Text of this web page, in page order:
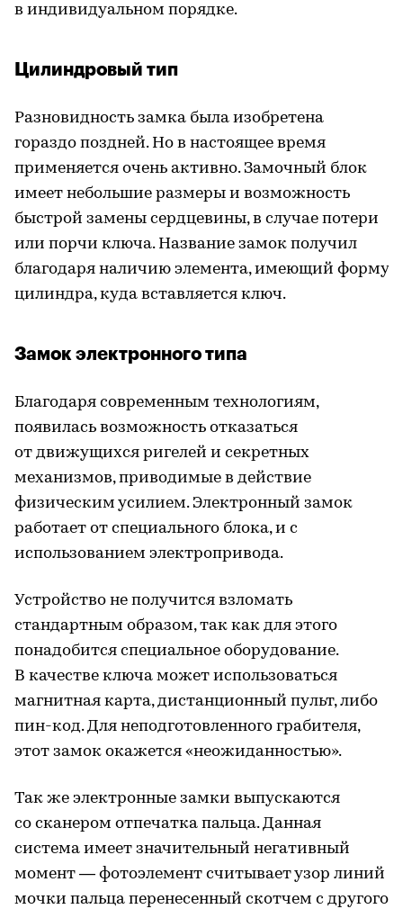
в индивидуальном порядке.
Цилиндровый тип
Разновидность замка была изобретена
гораздо поздней. Но в настоящее время
применяется очень активно. Замочный блок
имеет небольшие размеры и возможность
быстрой замены сердцевины, в случае потери
или порчи ключа. Название замок получил
благодаря наличию элемента, имеющий форму
цилиндра, куда вставляется ключ.
Замок электронного типа
Благодаря современным технологиям,
появилась возможность отказаться
от движущихся ригелей и секретных
механизмов, приводимые в действие
физическим усилием. Электронный замок
работает от специального блока, и с
использованием электропривода.
Устройство не получится взломать
стандартным образом, так как для этого
понадобится специальное оборудование.
В качестве ключа может использоваться
магнитная карта, дистанционный пульт, либо
пин-код. Для неподготовленного грабителя,
этот замок окажется «неожиданностью».
Так же электронные замки выпускаются
со сканером отпечатка пальца. Данная
система имеет значительный негативный
момент — фотоэлемент считывает узор линий
мочки пальца перенесенный скотчем с другого